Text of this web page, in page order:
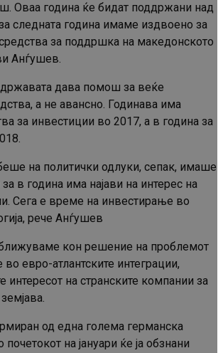
Оваа година ќе бидат поддржани над
следната година имаме издвоено за
за поддршка на македонското
Анѓушев.
државата дава помош за веќе
а не авансно. Годинава има
за инвестиции во 2017, а в година за
на политички одлуки, сепак, имаше
в година има најави на интерес на
Сега е време на инвестирање во
рече Анѓушев
кон решение на проблемот
евро-атлантските интеграции,
интересот на странските компании за
од една голема германска
почетокот на јануари ќе ја обзнани